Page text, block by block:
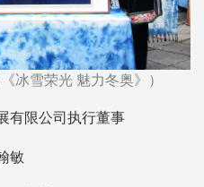
冰雪荣光 魅力冬奥》）
有限公司执行董事
敏